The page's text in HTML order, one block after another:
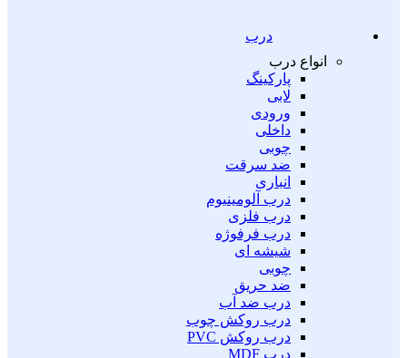
درب
انواع درب
پارکینگ
لابی
ورودی
داخلی
چوبی
ضد سرقت
انباری
درب آلومینیوم
درب فلزی
درب فرفوژه
شیشه ای
چوبی
ضد حریق
درب ضد آب
درب روکش چوب
درب روکش PVC
درب MDF